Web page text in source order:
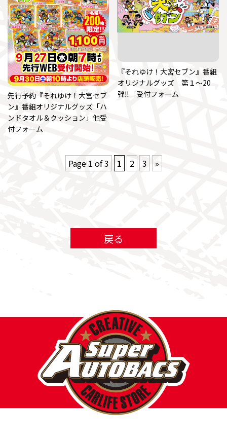
先行予約『それゆけ！大宮セブ
ン』番組オリジナルグッズ「ハ
ンドタオル＆クッション」他受
付フォーム
『それゆけ！大宮セブン』番組
オリジナルグッズ 第１～20
弾‼ 受付フォーム
Page 1 of 3 1 2 3 »
戻る